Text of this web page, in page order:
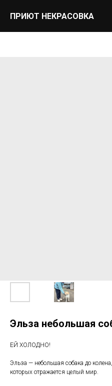
ПРИЮТ НЕКРАСОВКА
Эльза небольшая
ЕЙ ХОЛОДНО!
Эльза — небольшая собака до
которых отражается целый мир.